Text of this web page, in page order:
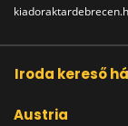
Iroda kereső
Austria